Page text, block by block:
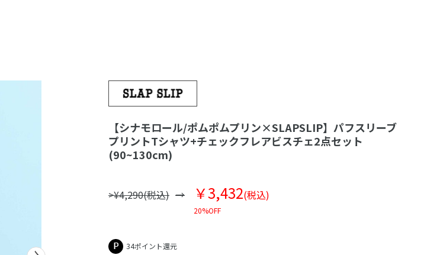
【シナモロール/ポムポムプリン×SLAPSLIP】パフスリーブ
プリントTシャツ+チェックフレアビスチェ2点セット
(90~130cm)
>¥4,290(税込) ￥3,432(税込)
20%OFF
34ポイント還元